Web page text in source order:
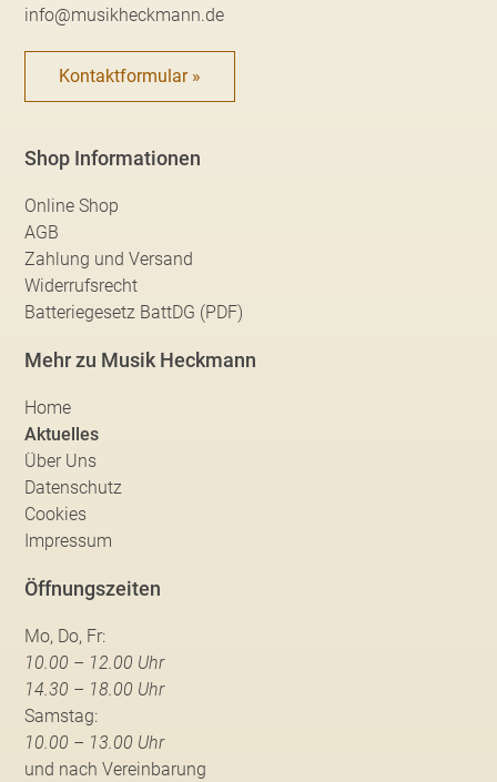
info@musikheckmann.de
Kontaktformular »
Shop Informationen
Online Shop
AGB
Zahlung und Versand
Widerrufsrecht
Batteriegesetz BattDG (PDF)
Mehr zu Musik Heckmann
Home
Aktuelles
Über Uns
Datenschutz
Cookies
Impressum
Öffnungszeiten
Mo, Do, Fr:
10.00 – 12.00 Uhr
14.30 – 18.00 Uhr
Samstag:
10.00 – 13.00 Uhr
und nach Vereinbarung